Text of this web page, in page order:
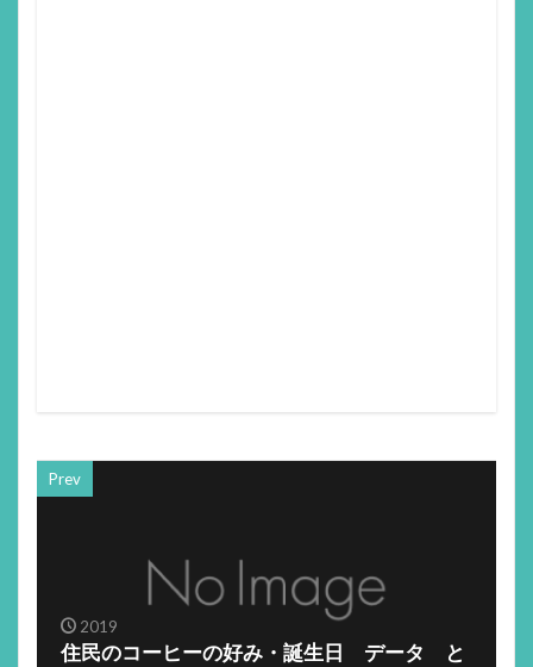
Prev
2019
住民のコーヒーの好み・誕生日 データ と